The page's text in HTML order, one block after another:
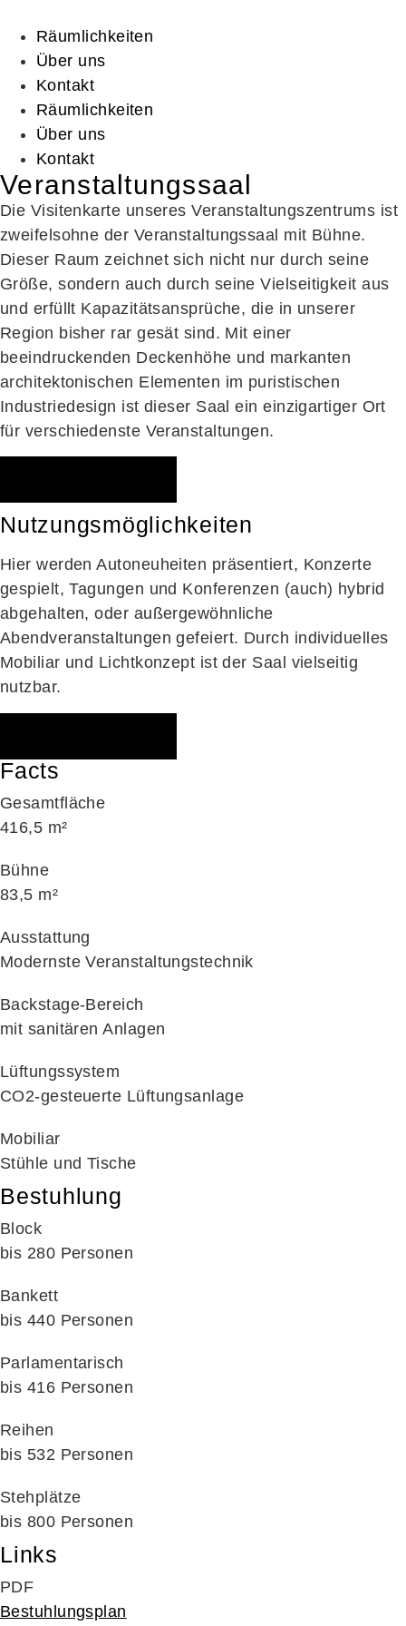
Räumlichkeiten
Über uns
Kontakt
Räumlichkeiten
Über uns
Kontakt
Veranstaltungssaal
Die Visitenkarte unseres Veranstaltungszentrums ist
zweifelsohne der Veranstaltungssaal mit Bühne.
Dieser Raum zeichnet sich nicht nur durch seine
Größe, sondern auch durch seine Vielseitigkeit aus
und erfüllt Kapazitätsansprüche, die in unserer
Region bisher rar gesät sind. Mit einer
beeindruckenden Deckenhöhe und markanten
architektonischen Elementen im puristischen
Industriedesign ist dieser Saal ein einzigartiger Ort
für verschiedenste Veranstaltungen.
Nutzungsmöglichkeiten
Hier werden Autoneuheiten präsentiert, Konzerte
gespielt, Tagungen und Konferenzen (auch) hybrid
abgehalten, oder außergewöhnliche
Abendveranstaltungen gefeiert. Durch individuelles
Mobiliar und Lichtkonzept ist der Saal vielseitig
nutzbar.
Facts
Gesamtfläche
416,5 m²
Bühne
83,5 m²
Ausstattung
Modernste Veranstaltungstechnik
Backstage-Bereich
mit sanitären Anlagen
Lüftungssystem
CO2-gesteuerte Lüftungsanlage
Mobiliar
Stühle und Tische
Bestuhlung
Block
bis 280 Personen
Bankett
bis 440 Personen
Parlamentarisch
bis 416 Personen
Reihen
bis 532 Personen
Stehplätze
bis 800 Personen
Links
PDF
Bestuhlungsplan